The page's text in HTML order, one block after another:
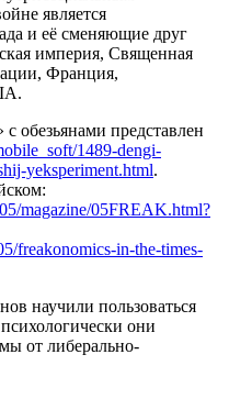
является
и её сменяющие друг
империя, Священная
Франция,
обезьянами представлен
1489-dengi-
yeksperiment.html.
magazine/05FREAK.html?
freakonomics-in-the-times-
научили пользоваться
они
от либерально-